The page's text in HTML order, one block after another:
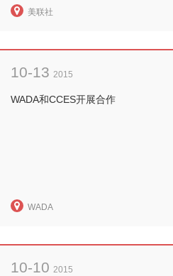
美联社
10-13 2015
WADA和CCES开展合作
WADA
10-10 2015